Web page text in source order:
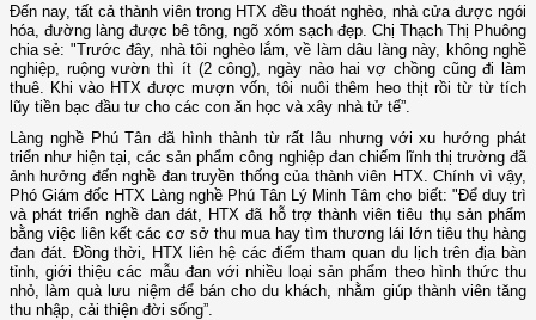
Đến nay, tất cả thành viên trong HTX đều thoát nghèo, nhà cửa được ngói
hóa, đường làng được bê tông, ngõ xóm sạch đẹp. Chị Thạch Thị Phuông
chia sẻ: "Trước đây, nhà tôi nghèo lắm, về làm dâu làng này, không nghề
nghiệp, ruộng vườn thì ít (2 công), ngày nào hai vợ chồng cũng đi làm
thuê. Khi vào HTX được mượn vốn, tôi nuôi thêm heo thịt rồi từ từ tích
lũy tiền bạc đầu tư cho các con ăn học và xây nhà tử tế”.
Làng nghề Phú Tân đã hình thành từ rất lâu nhưng với xu hướng phát
triển như hiện tại, các sản phẩm công nghiệp đan chiếm lĩnh thị trường đã
ảnh hưởng đến nghề đan truyền thống của thành viên HTX. Chính vì vậy,
Phó Giám đốc HTX Làng nghề Phú Tân Lý Minh Tâm cho biết: "Để duy trì
và phát triển nghề đan đát, HTX đã hỗ trợ thành viên tiêu thụ sản phẩm
bằng việc liên kết các cơ sở thu mua hay tìm thương lái lớn tiêu thụ hàng
đan đát. Đồng thời, HTX liên hệ các điểm tham quan du lịch trên địa bàn
tỉnh, giới thiệu các mẫu đan với nhiều loại sản phẩm theo hình thức thu
nhỏ, làm quà lưu niệm để bán cho du khách, nhằm giúp thành viên tăng
thu nhập, cải thiện đời sống”.